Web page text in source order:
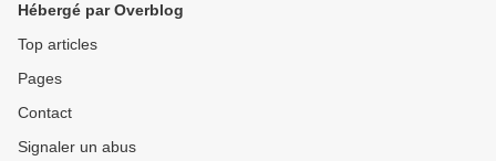
Hébergé par Overblog
Top articles
Pages
Contact
Signaler un abus